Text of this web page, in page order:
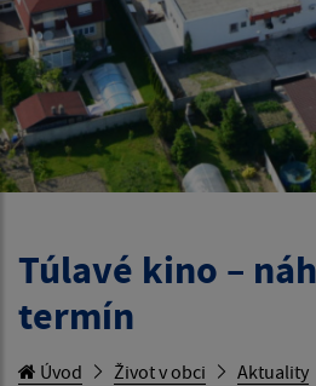
Túlavé kino –
termín
Úvod Život v obci
Aktuality